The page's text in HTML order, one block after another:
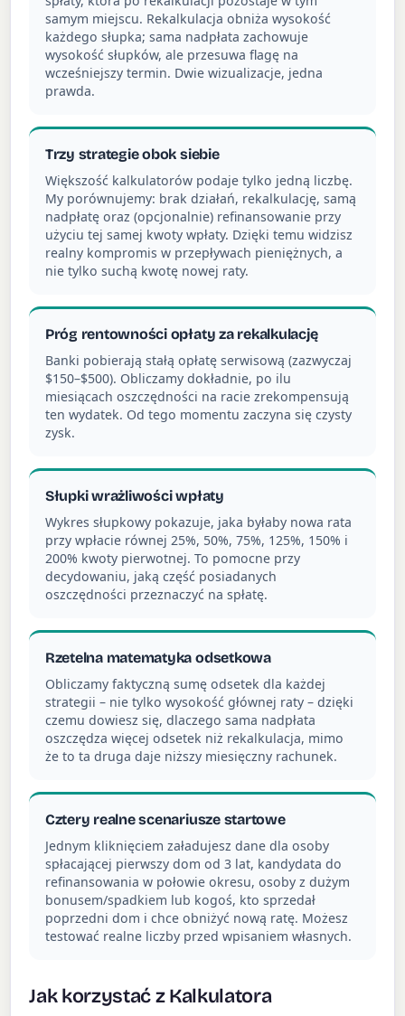
samym miejscu. Rekalkulacja obniża wysokość
każdego słupka; sama nadpłata zachowuje
wysokość słupków, ale przesuwa flagę na
wcześniejszy termin. Dwie wizualizacje, jedna
prawda.
Trzy strategie obok siebie
Większość kalkulatorów podaje tylko jedną liczbę.
My porównujemy: brak działań, rekalkulację, samą
nadpłatę oraz (opcjonalnie) refinansowanie przy
użyciu tej samej kwoty wpłaty. Dzięki temu widzisz
realny kompromis w przepływach pieniężnych, a
nie tylko suchą kwotę nowej raty.
Próg rentowności opłaty za rekalkulację
Banki pobierają stałą opłatę serwisową (zazwyczaj
$150–$500). Obliczamy dokładnie, po ilu
miesiącach oszczędności na racie zrekompensują
ten wydatek. Od tego momentu zaczyna się czysty
zysk.
Słupki wrażliwości wpłaty
Wykres słupkowy pokazuje, jaka byłaby nowa rata
przy wpłacie równej 25%, 50%, 75%, 125%, 150% i
200% kwoty pierwotnej. To pomocne przy
decydowaniu, jaką część posiadanych
oszczędności przeznaczyć na spłatę.
Rzetelna matematyka odsetkowa
Obliczamy faktyczną sumę odsetek dla każdej
strategii – nie tylko wysokość głównej raty – dzięki
czemu dowiesz się, dlaczego sama nadpłata
oszczędza więcej odsetek niż rekalkulacja, mimo
że to ta druga daje niższy miesięczny rachunek.
Cztery realne scenariusze startowe
Jednym kliknięciem załadujesz dane dla osoby
spłacającej pierwszy dom od 3 lat, kandydata do
refinansowania w połowie okresu, osoby z dużym
bonusem/spadkiem lub kogoś, kto sprzedał
poprzedni dom i chce obniżyć nową ratę. Możesz
testować realne liczby przed wpisaniem własnych.
Jak korzystać z Kalkulatora